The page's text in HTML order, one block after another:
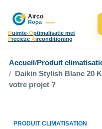
Ruimte-Optimalisatie met
Precieze Airconditioning
Accueil /Produit
Daikin Stylish Blanc 20
votre projet ?
PRODUIT CLIMATISATION